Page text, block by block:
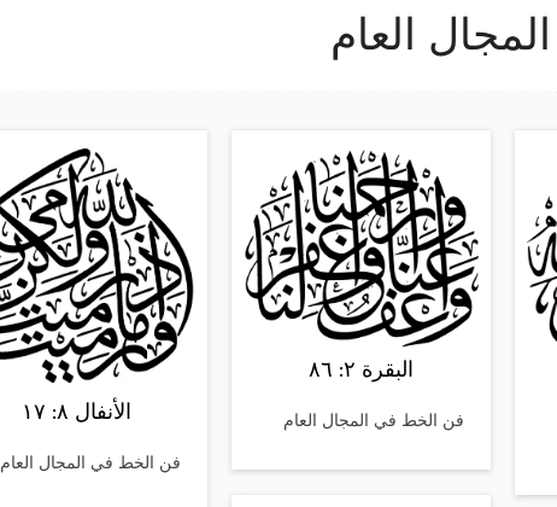
العام
الأنفال ٨: ١٧
فن الخط في المجال العام
البقرة ٢: ٨٦
فن الخط في المجال العام